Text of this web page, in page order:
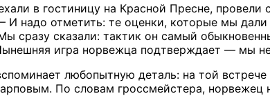
в гостиницу на Красной Пресне, провели
И надо отметить: те оценки, которые мы
сразу сказали: тактик он самый
игра норвежца подтверждает — мы
любопытную деталь: на той
По словам гроссмейстера, норвежец